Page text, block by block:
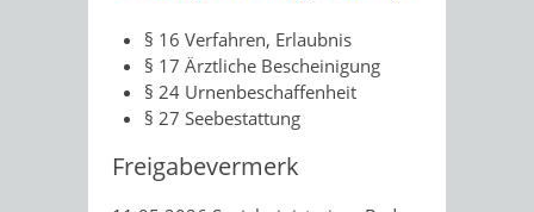
§ 16 Verfahren, Erlaubnis
§ 17 Ärztliche Bescheinigung
§ 24 Urnenbeschaffenheit
§ 27 Seebestattung
Freigabevermerk